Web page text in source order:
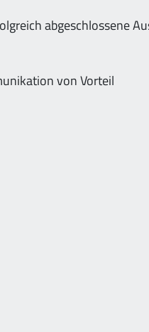
abgeschlossene
von Vorteil